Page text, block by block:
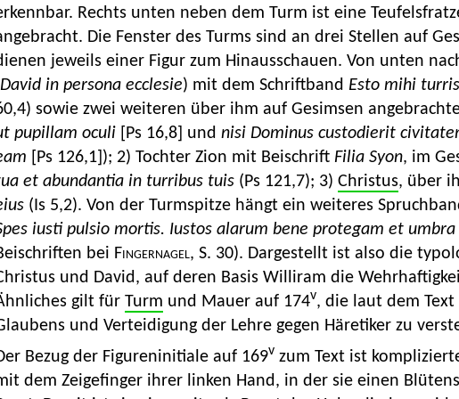
Rechts unten neben dem Turm ist eine
Die Fenster des Turms sind an drei Stellen auf
jeweils einer Figur zum Hinausschauen. Von unten
David in persona ecclesie) mit dem Schriftband Esto mihi
sowie zwei weiteren über ihm auf Gesimsen
pupillam oculi [Ps 16,8] und nisi Dominus custodierit
[Ps 126,1]); 2) Tochter Zion mit Beischrift Filia Syon, im
et abundantia in turribus tuis(Ps 121,7); 3) Christus, über
(Is 5,2). Von der Turmspitze hängt ein weiteres
iusti pulsio mortis. Iustos alarum bene protegam et
bei Fingernagel, S. 30). Dargestellt ist also die
und David, auf deren Basis Williram die
gilt für Turm und Mauer auf 174v, die laut dem
und Verteidigung der Lehre gegen Häretiker zu
Bezug der Figureninitiale auf 169v zum Text ist
dem Zeigefinger ihrer linken Hand, in der sie einen